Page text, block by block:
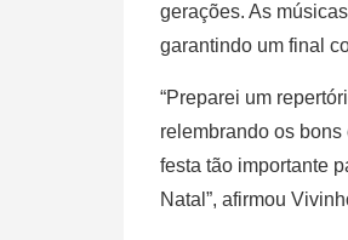
gerações. As
garantindo um final
“Preparei um
relembrando os
festa tão importante
Natal”, afirmou